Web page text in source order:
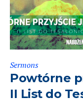
Sermons
Powtórne
II List do